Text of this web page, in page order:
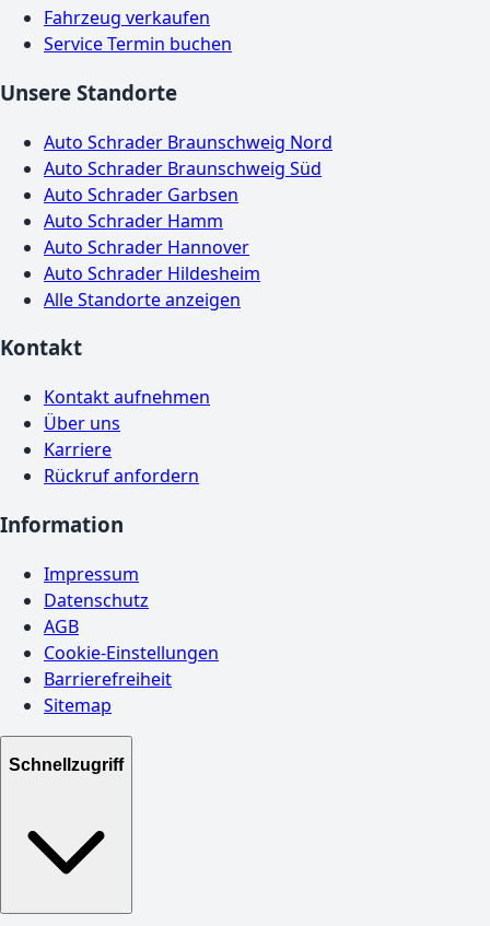
Fahrzeug verkaufen
Service Termin buchen
Unsere Standorte
Auto Schrader Braunschweig Nord
Auto Schrader Braunschweig Süd
Auto Schrader Garbsen
Auto Schrader Hamm
Auto Schrader Hannover
Auto Schrader Hildesheim
Alle Standorte anzeigen
Kontakt
Kontakt aufnehmen
Über uns
Karriere
Rückruf anfordern
Information
Impressum
Datenschutz
AGB
Cookie-Einstellungen
Barrierefreiheit
Sitemap
Schnellzugriff